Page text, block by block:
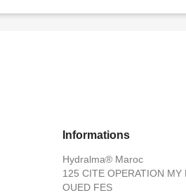
Informations
Hydralma® Maroc
125 CITE OPERATION MY
OUED FES